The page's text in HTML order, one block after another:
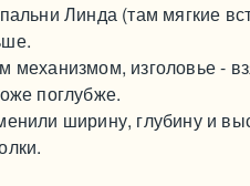
Линда (там мягкие
механизмом, изголовье -
поглубже.
ширину, глубину и